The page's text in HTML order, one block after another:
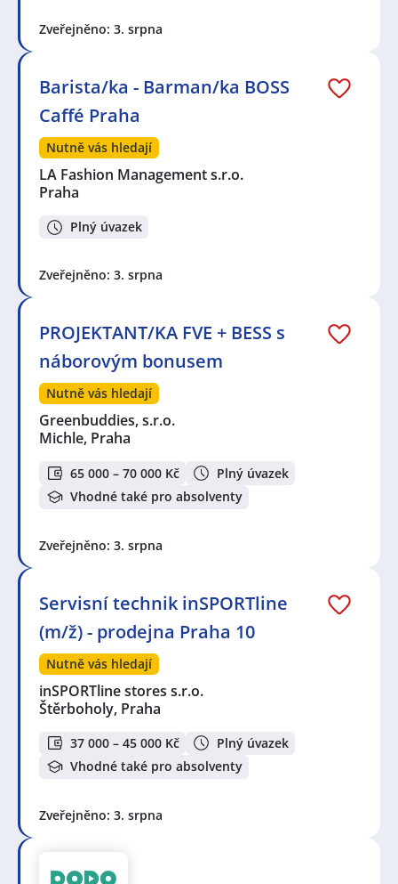
Zveřejněno: 3. srpna
Barista/ka - Barman/ka BOSS
Caffé Praha
Nutně vás hledají
LA Fashion Management s.r.o.
Praha
Plný úvazek
Zveřejněno: 3. srpna
PROJEKTANT/KA FVE + BESS s
náborovým bonusem
Nutně vás hledají
Greenbuddies, s.r.o.
Michle, Praha
65 000 – 70 000 Kč
Plný úvazek
Vhodné také pro absolventy
Zveřejněno: 3. srpna
Servisní technik inSPORTline
(m/ž) - prodejna Praha 10
Nutně vás hledají
inSPORTline stores s.r.o.
Štěrboholy, Praha
37 000 – 45 000 Kč
Plný úvazek
Vhodné také pro absolventy
Zveřejněno: 3. srpna